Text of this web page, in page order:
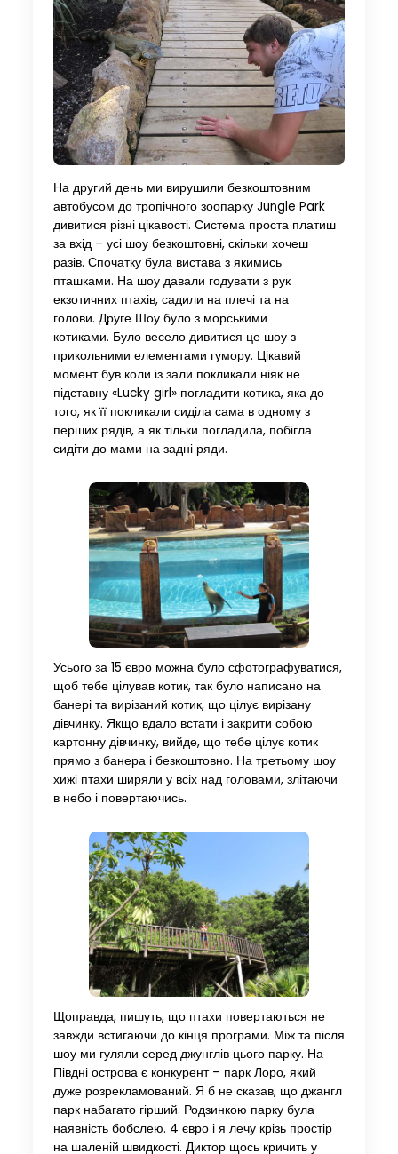
На другий день ми вирушили безкоштовним
автобусом до тропічного зоопарку Jungle Park
дивитися різні цікавості. Система проста платиш
за вхід – усі шоу безкоштовні, скільки хочеш
разів. Спочатку була вистава з якимись
пташками. На шоу давали годувати з рук
екзотичних птахів, садили на плечі та на
голови. Друге Шоу було з морськими
котиками. Було весело дивитися це шоу з
прикольними елементами гумору. Цікавий
момент був коли із зали покликали ніяк не
підставну «Lucky girl» погладити котика, яка до
того, як її покликали сиділа сама в одному з
перших рядів, а як тільки погладила, побігла
сидіти до мами на задні ряди.
Усього за 15 євро можна було сфотографуватися,
щоб тебе цілував котик, так було написано на
банері та вирізаний котик, що цілує вирізану
дівчинку. Якщо вдало встати і закрити собою
картонну дівчинку, вийде, що тебе цілує котик
прямо з банера і безкоштовно. На третьому шоу
хижі птахи ширяли у всіх над головами, злітаючи
в небо і повертаючись.
Щоправда, пишуть, що птахи повертаються не
завжди встигаючи до кінця програми. Між та після
шоу ми гуляли серед джунглів цього парку. На
Півдні острова є конкурент – парк Лоро, який
дуже розрекламований. Я б не сказав, що джангл
парк набагато гірший. Родзинкою парку була
наявність бобслею. 4 євро і я лечу крізь простір
на шаленій швидкості. Диктор щось кричить у